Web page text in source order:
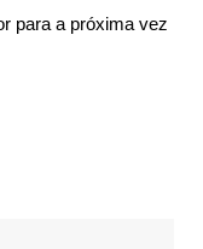
para a próxima vez